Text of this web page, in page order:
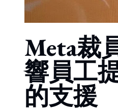
Meta裁
響員工
的支援